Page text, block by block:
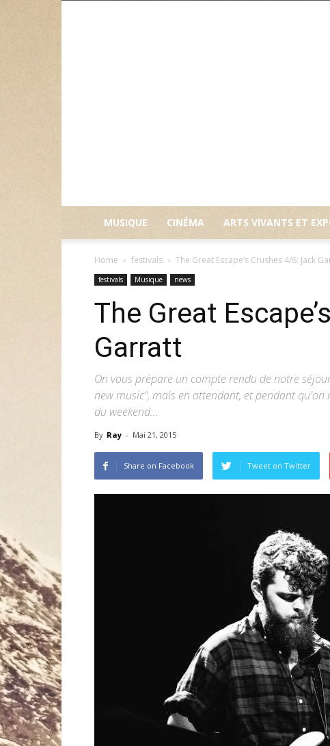
MUSIQUE CINÉMA ARTS VIVANTS ET
Home festivals The Great Escape’s Crushes 4/6: Jack
festivals Musique news
The Great
Garratt
On vous prépare un compte rendu de notre
new music", mais en attendant, et pendant
du weekend...
By Ray - Mai 21, 2015
Share on Facebook Tweet on Twitter